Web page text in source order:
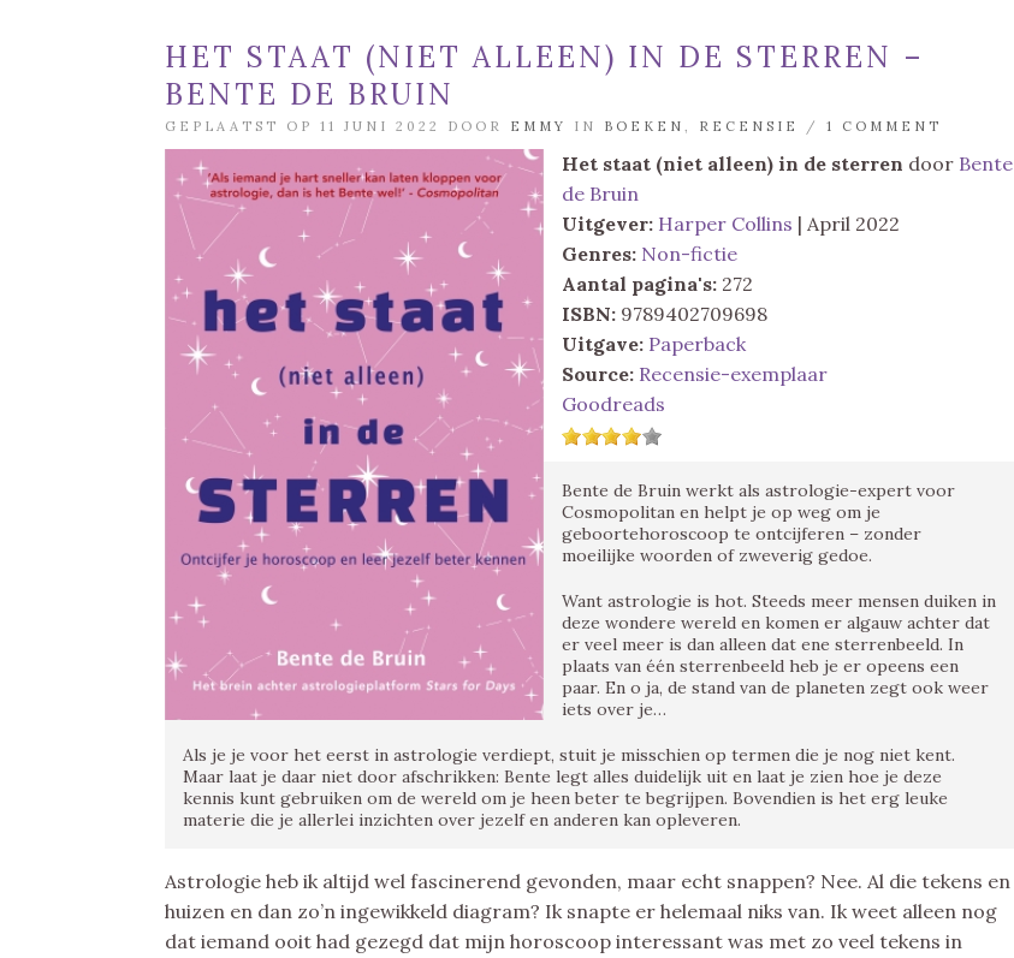
HET STAAT (NIET ALLEEN) IN DE STERREN –
BENTE DE BRUIN
GEPLAATST OP 11 JUNI 2022 DOOR EMMY IN BOEKEN , RECENSIE / 1 COMMENT
Het staat (niet alleen) in de sterren door Bente
de Bruin
Uitgever: Harper Collins | April 2022
Genres: Non-fictie
Aantal pagina's: 272
ISBN: 9789402709698
Uitgave: Paperback
Source: Recensie-exemplaar
Goodreads
Bente de Bruin werkt als astrologie-expert voor
Cosmopolitan en helpt je op weg om je
geboortehoroscoop te ontcijferen – zonder
moeilijke woorden of zweverig gedoe.
Want astrologie is hot. Steeds meer mensen duiken in
deze wondere wereld en komen er algauw achter dat
er veel meer is dan alleen dat ene sterrenbeeld. In
plaats van één sterrenbeeld heb je er opeens een
paar. En o ja, de stand van de planeten zegt ook weer
iets over je…
Als je je voor het eerst in astrologie verdiept, stuit je misschien op termen die je nog niet kent.
Maar laat je daar niet door afschrikken: Bente legt alles duidelijk uit en laat je zien hoe je deze
kennis kunt gebruiken om de wereld om je heen beter te begrijpen. Bovendien is het erg leuke
materie die je allerlei inzichten over jezelf en anderen kan opleveren.
Astrologie heb ik altijd wel fascinerend gevonden, maar echt snappen? Nee. Al die tekens en
huizen en dan zo’n ingewikkeld diagram? Ik snapte er helemaal niks van. Ik weet alleen nog
dat iemand ooit had gezegd dat mijn horoscoop interessant was met zo veel tekens in